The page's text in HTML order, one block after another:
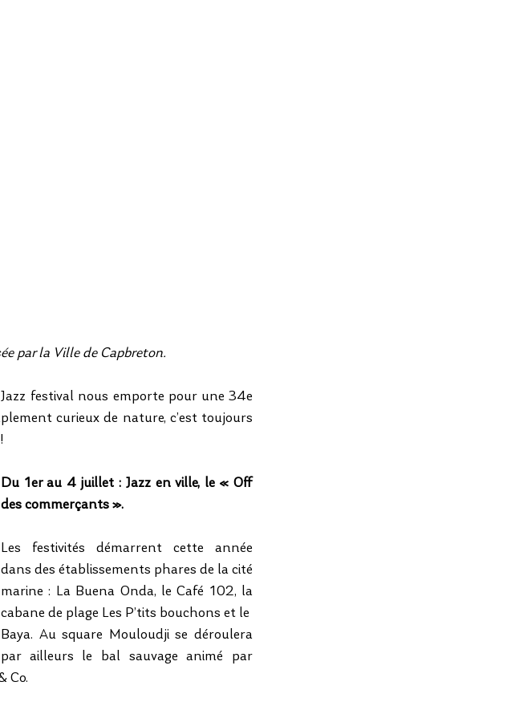
par la Ville de Capbreton.
festival nous emporte pour une 34e
curieux de nature, c’est toujours
Du 1er au 4 juillet : Jazz en ville, le « Off
des commerçants ».
Les festivités démarrent cette année
dans des établissements phares de la cité
marine : La Buena Onda, le Café 102, la
cabane de plage Les P’tits bouchons et le
Baya. Au square Mouloudji se déroulera
par ailleurs le bal sauvage animé par
Co.